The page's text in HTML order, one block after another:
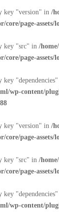
key "version" in /
core/page-assets/
key "src" in /
core/page-assets/
key
wp-content/
88
key "version" in /
core/page-assets/
key "src" in /
core/page-assets/
key
wp-content/